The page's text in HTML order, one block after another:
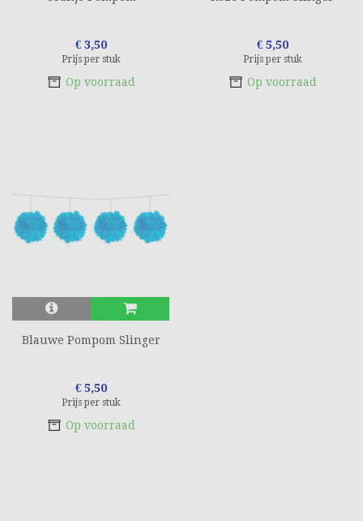
€ 3,50
Prijs per stuk
Op voorraad
€ 5,50
Prijs per stuk
Op voorraad
Blauwe Pompom Slinger
€ 5,50
Prijs per stuk
Op voorraad